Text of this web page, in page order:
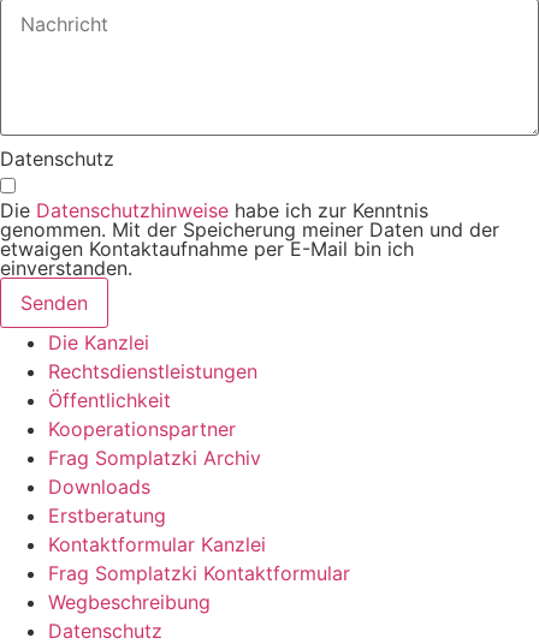
Datenschutz
Die Datenschutzhinweise habe ich zur Kenntnis
genommen. Mit der Speicherung meiner Daten und der
etwaigen Kontaktaufnahme per E-Mail bin ich
einverstanden.
Senden
Die Kanzlei
Rechtsdienstleistungen
Öffentlichkeit
Kooperationspartner
Frag Somplatzki Archiv
Downloads
Erstberatung
Kontaktformular Kanzlei
Frag Somplatzki Kontaktformular
Wegbeschreibung
Datenschutz